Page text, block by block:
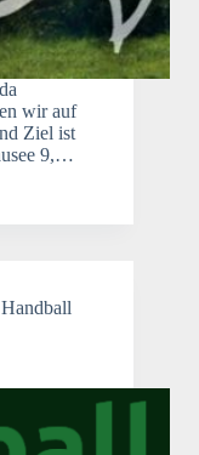
wir auf
Ziel ist
9,…
Handball